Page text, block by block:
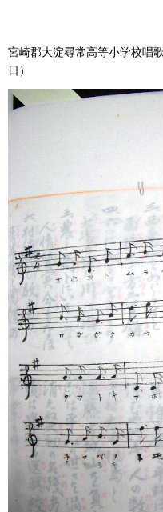
宮崎郡大淀尋常高等小学校唱
日）